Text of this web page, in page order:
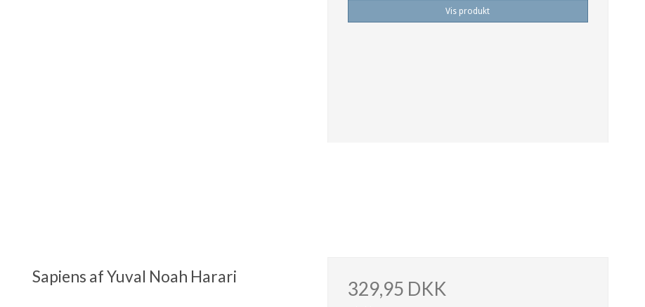
Vis produkt
Sapiens af Yuval Noah Harari
329,95 DKK